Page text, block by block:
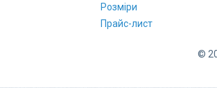
Розміри
Прайс-лист
©